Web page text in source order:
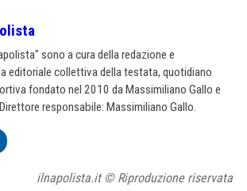
sono a cura della redazione e
editoriale collettiva della testata, quotidiano
fondato nel 2010 da Massimiliano Gallo e
responsabile: Massimiliano Gallo.
ilnapolista.it © Riproduzione riservata